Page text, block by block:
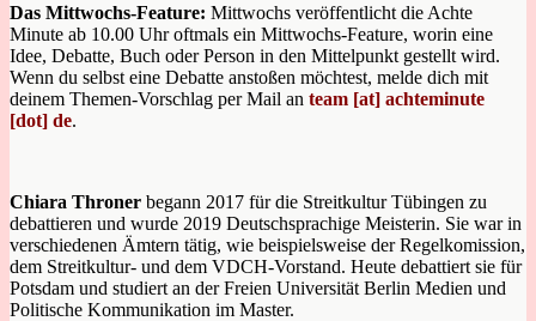
Das Mittwochs-Feature: Mittwochs veröffentlicht die Achte
Minute ab 10.00 Uhr oftmals ein Mittwochs-Feature, worin eine
Idee, Debatte, Buch oder Person in den Mittelpunkt gestellt wird.
Wenn du selbst eine Debatte anstoßen möchtest, melde dich mit
deinem Themen-Vorschlag per Mail an team [at] achteminute
[dot] de.
Chiara Throner begann 2017 für die Streitkultur Tübingen zu
debattieren und wurde 2019 Deutschsprachige Meisterin. Sie war in
verschiedenen Ämtern tätig, wie beispielsweise der Regelkomission,
dem Streitkultur- und dem VDCH-Vorstand. Heute debattiert sie für
Potsdam und studiert an der Freien Universität Berlin Medien und
Politische Kommunikation im Master.